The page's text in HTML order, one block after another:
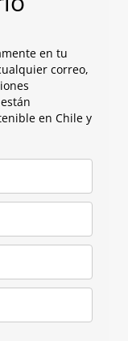
en tu
correo,
en Chile y